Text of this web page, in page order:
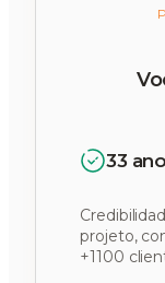
33
projeto,
+1100